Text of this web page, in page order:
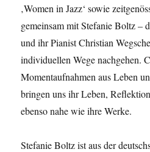
‚Women in Jazz‘ sowie
gemeinsam mit Stefanie Boltz –
und ihr Pianist Christian
individuellen Wege nachgehen.
Momentaufnahmen aus Leben
bringen uns ihr Leben,
ebenso nahe wie ihre Werke.
Stefanie Boltz ist aus der